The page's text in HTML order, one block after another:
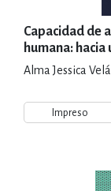
Capacidad de
humana:
Alma Jessica
Impreso